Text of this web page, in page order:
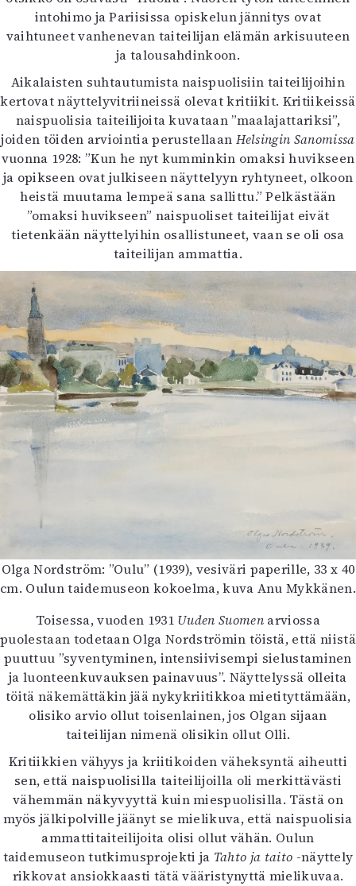
intohimo ja Pariisissa opiskelun jännitys ovat
vaihtuneet vanhenevan taiteilijan elämän arkisuuteen
ja talousahdinkoon.
Aikalaisten suhtautumista naispuolisiin taiteilijoihin
kertovat näyttelyvitriineissä olevat kritiikit. Kritiikeissä
naispuolisia taiteilijoita kuvataan ”maalajattariksi”,
joiden töiden arviointia perustellaan Helsingin Sanomissa
vuonna 1928: ”Kun he nyt kumminkin omaksi huvikseen
ja opikseen ovat julkiseen näyttelyyn ryhtyneet, olkoon
heistä muutama lempeä sana sallittu.” Pelkästään
”omaksi huvikseen” naispuoliset taiteilijat eivät
tietenkään näyttelyihin osallistuneet, vaan se oli osa
taiteilijan ammattia.
Olga Nordström: ”Oulu” (1939), vesiväri paperille, 33 x 40
cm. Oulun taidemuseon kokoelma, kuva Anu Mykkänen.
Toisessa, vuoden 1931 Uuden Suomen arviossa
puolestaan todetaan Olga Nordströmin töistä, että niistä
puuttuu ”syventyminen, intensiivisempi sielustaminen
ja luonteenkuvauksen painavuus”. Näyttelyssä olleita
töitä näkemättäkin jää nykykriitikkoa mietityttämään,
olisiko arvio ollut toisenlainen, jos Olgan sijaan
taiteilijan nimenä olisikin ollut Olli.
Kritiikkien vähyys ja kriitikoiden väheksyntä aiheutti
sen, että naispuolisilla taiteilijoilla oli merkittävästi
vähemmän näkyvyyttä kuin miespuolisilla. Tästä on
myös jälkipolville jäänyt se mielikuva, että naispuolisia
ammattitaiteilijoita olisi ollut vähän. Oulun
taidemuseon tutkimusprojekti ja Tahto ja taito -näyttely
rikkovat ansiokkaasti tätä vääristynyttä mielikuvaa.